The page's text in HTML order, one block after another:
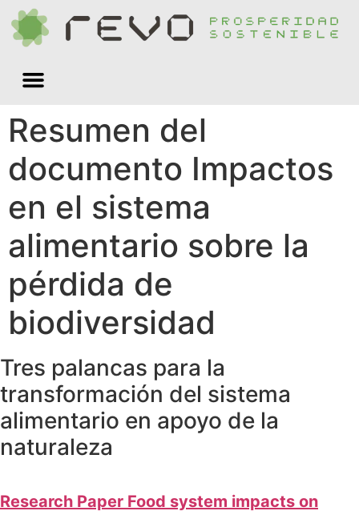
Resumen del
documento Impactos
en el sistema
alimentario sobre la
pérdida de
biodiversidad
Tres palancas para la
transformación del sistema
alimentario en apoyo de la
naturaleza
Research Paper Food system impacts on